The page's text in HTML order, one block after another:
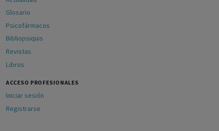
Glosario
Psicofármacos
Bibliopsiquis
Revistas
Libros
ACCESO PROFESIONALES
Iniciar sesión
Registrarse